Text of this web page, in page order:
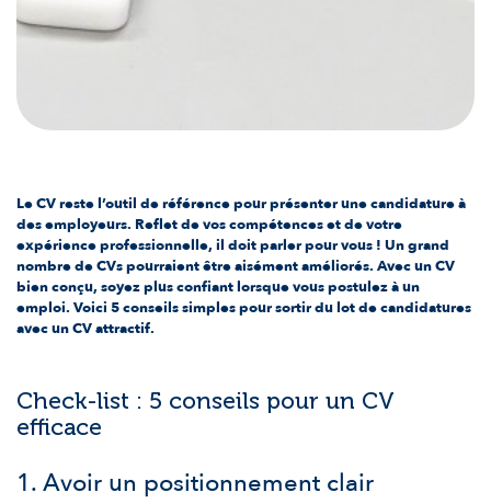
Le CV reste l’outil de référence pour présenter une candidature à
des employeurs. Reflet de vos compétences et de votre
expérience professionnelle, il doit parler pour vous ! Un grand
nombre de CVs pourraient être aisément améliorés. Avec un CV
bien conçu, soyez plus confiant lorsque vous postulez à un
emploi. Voici 5 conseils simples pour sortir du lot de candidatures
avec un CV attractif.
Check-list : 5 conseils pour un CV
efficace
1. Avoir un positionnement clair